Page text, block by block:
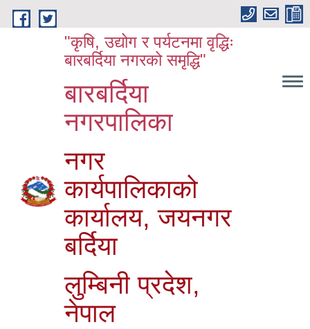
Skip to main content
"कृषि, उद्योग र पर्यटनमा वृद्धिः
बारबर्दिया नगरको समृद्धि"
बारबर्दिया
नगरपालिका
नगर
कार्यपालिकाको
कार्यालय, जयनगर
बर्दिया
लुम्बिनी प्रदेश,
नेपाल